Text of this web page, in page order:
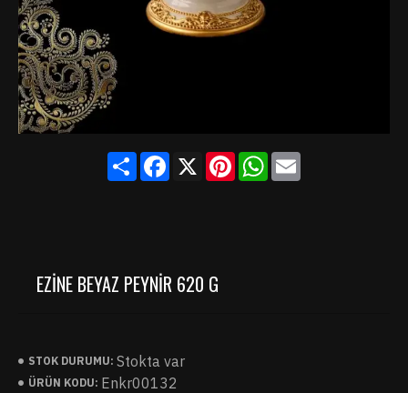
ShareFacebook
X PinterestWhatsApp
Email
EZINE BEYAZ PEYNIR 620 G
STOK DURUMU: Stokta var
ÜRÜN KODU: Enkr00132